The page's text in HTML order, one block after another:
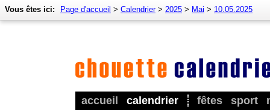
accueil calendrier fêtes sport
Vous êtes ici: Page d'accueil > Calendrier> 2025 > Mai > 10.05.2025